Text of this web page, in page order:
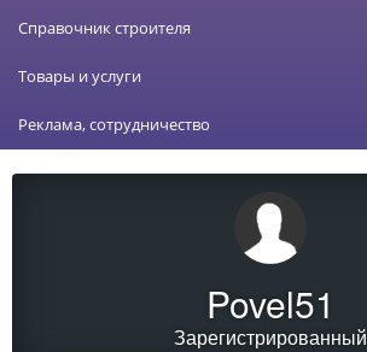
Справочник строителя
Товары и услуги
Реклама, сотрудничество
Povel51
Зарегистрированный